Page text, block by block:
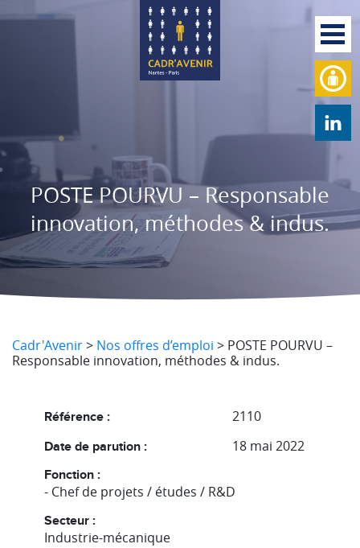
POSTE POURVU – Responsable
innovation, méthodes & indus.
Cadr'Avenir> Nos offres d’emploi > POSTE POURVU –
Responsable innovation, méthodes & indus.
Référence : 2110
Date de parution : 18 mai 2022
Fonction :
- Chef de projets / études / R&D
Secteur :
Industrie-mécanique